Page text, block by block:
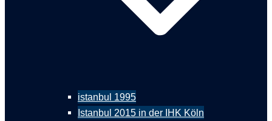
istanbul 1995
Istanbul 2015 in der IHK Köln